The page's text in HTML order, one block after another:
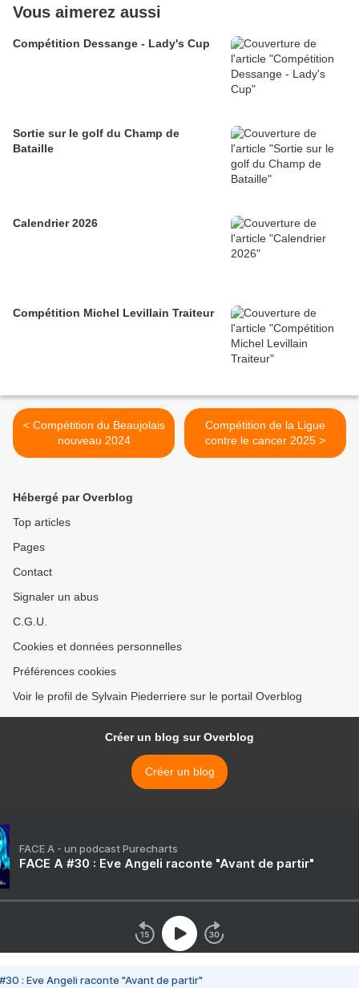
Vous aimerez aussi
Compétition Dessange - Lady's Cup
Sortie sur le golf du Champ de
Bataille
Calendrier 2026
Compétition Michel Levillain Traiteur
< Compétition du Beaujolais
nouveau 2024
Compétition de la Ligue
contre le cancer 2025 >
Hébergé par Overblog
Top articles
Pages
Contact
Signaler un abus
C.G.U.
Cookies et données personnelles
Préférences cookies
Voir le profil de Sylvain Piederriere sur le portail Overblog
Créer un blog sur Overblog
Créer un blog
FACE A - un podcast Purecharts
FACE A #30 : Eve Angeli raconte "Avant de partir"
#30 : Eve Angeli raconte "Avant de partir"